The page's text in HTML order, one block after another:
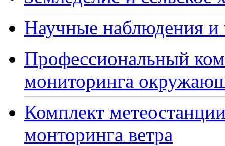
Научные наблюдения и
Профессиональный
мониторинга
Комплект
монторинга ветра